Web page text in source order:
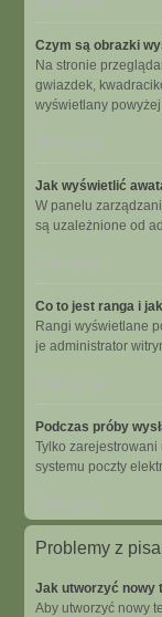
Czym są obrazki
Na stronie
gwiazdek,
wyświetlany
Jak wyświetlić
W panelu
są uzależnione od
Co to jest ranga i
Rangi wyświetlane
je administrator
Podczas próby
Tylko zarejestrowani
systemu poczty
Problemy z
Jak utworzyć nowy
Aby utworzyć nowy